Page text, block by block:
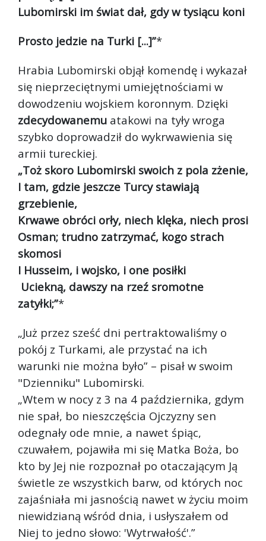
Lubomirski im świat dał, gdy w tysiącu koni
Prosto jedzie na Turki [...]”*
Hrabia Lubomirski objął komendę i wykazał
się nieprzeciętnymi umiejętnościami w
dowodzeniu wojskiem koronnym. Dzięki
zdecydowanemu atakowi na tyły wroga
szybko doprowadził do wykrwawienia się
armii tureckiej.
„Toż skoro Lubomirski swoich z pola zżenie,
I tam, gdzie jeszcze Turcy stawiają
grzebienie,
Krwawe obróci orły, niech klęka, niech prosi
Osman; trudno zatrzymać, kogo strach
skomosi
I Husseim, i wojsko, i one posiłki
Uciekną, dawszy na rzeź sromotne
zatyłki;”*
„Już przez sześć dni pertraktowaliśmy o
pokój z Turkami, ale przystać na ich
warunki nie można było” – pisał w swoim
"Dzienniku" Lubomirski.
„Wtem w nocy z 3 na 4 października, gdym
nie spał, bo nieszczęścia Ojczyzny sen
odegnały ode mnie, a nawet śpiąc,
czuwałem, pojawiła mi się Matka Boża, bo
kto by Jej nie rozpoznał po otaczającym Ją
świetle ze wszystkich barw, od których noc
zajaśniała mi jasnością nawet w życiu moim
niewidzianą wśród dnia, i usłyszałem od
Niej to jedno słowo: 'Wytrwałość'.”